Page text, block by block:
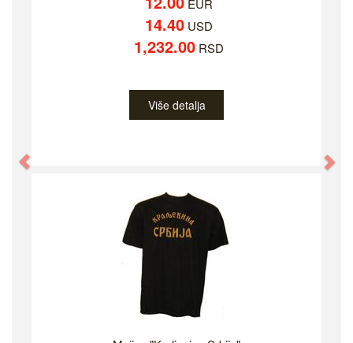
EUR
14.40USD
1,232.00RSD
Više detalja